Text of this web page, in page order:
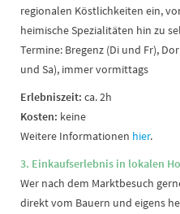
regionalen Köstlichkeiten ein,
heimische Spezialitäten hin zu
Termine: Bregenz (Di und Fr),
und Sa), immer vormittags
Erlebniszeit: ca. 2h
Kosten: keine
Weitere Informationen hier.
3. Einkaufserlebnis in lokalen
Wer nach dem Marktbesuch
direkt vom Bauern und eigens